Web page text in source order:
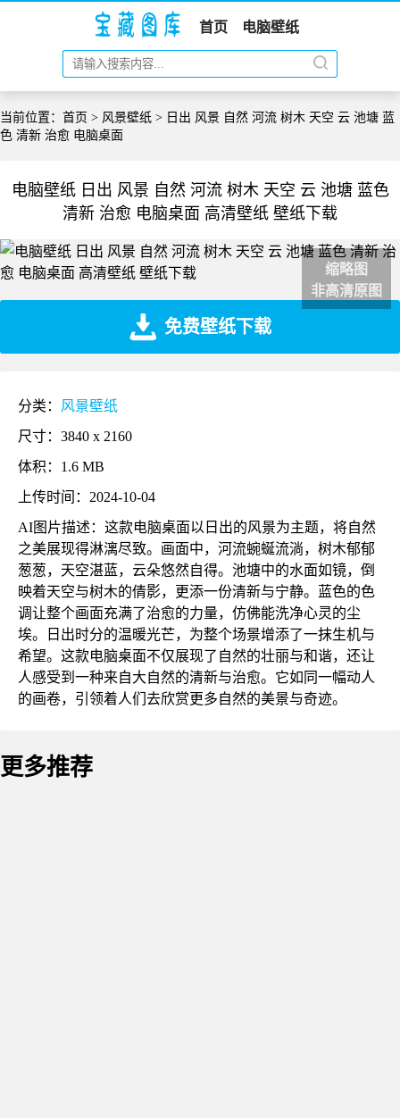
首页 电脑壁纸
当前位置： 首页 > 风景壁纸 > 日出 风景 自然 河流 树木 天空 云 池塘 蓝
色 清新 治愈 电脑桌面
电脑壁纸 日出 风景 自然 河流 树木 天空 云 池塘 蓝色
清新 治愈 电脑桌面 高清壁纸 壁纸下载
缩略图
非高清原图
免费壁纸下载
分类： 风景壁纸
尺寸：3840 x 2160
体积：1.6 MB
上传时间：2024-10-04
AI图片描述：这款电脑桌面以日出的风景为主题，将自然
之美展现得淋漓尽致。画面中，河流蜿蜒流淌，树木郁郁
葱葱，天空湛蓝，云朵悠然自得。池塘中的水面如镜，倒
映着天空与树木的倩影，更添一份清新与宁静。蓝色的色
调让整个画面充满了治愈的力量，仿佛能洗净心灵的尘
埃。日出时分的温暖光芒，为整个场景增添了一抹生机与
希望。这款电脑桌面不仅展现了自然的壮丽与和谐，还让
人感受到一种来自大自然的清新与治愈。它如同一幅动人
的画卷，引领着人们去欣赏更多自然的美景与奇迹。
更多推荐